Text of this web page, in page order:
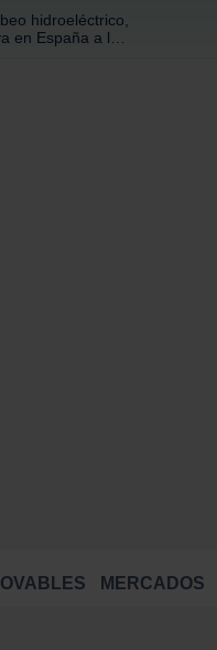
hidroeléctrico,
en España a la
MERCADOS